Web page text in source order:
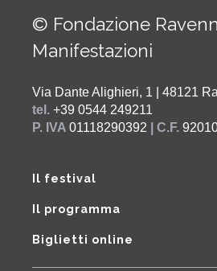
© Fondazione
Manifestazioni
Via Dante Alighieri, 1 | 48121
tel. +39 0544 249211
P. IVA 01118290392 | C.F.
Il festival
Il programma
Biglietti online